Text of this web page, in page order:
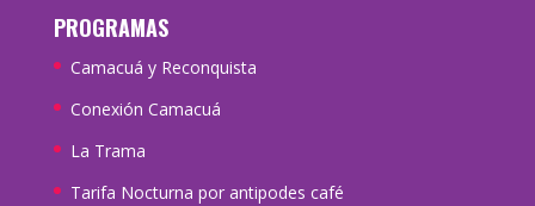
PROGRAMAS
Camacuá y Reconquista
Conexión Camacuá
La Trama
Tarifa Nocturna por antipodes café